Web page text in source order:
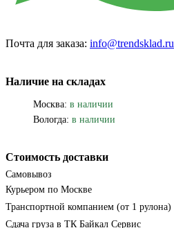
Почта для заказа: info@trendsklad.ru
Наличие на складах
Москва: в наличии
Вологда: в наличии
Стоимость доставки
Самовывоз
Курьером по Москве
Транспортной компанием (от 1 рулона)
Сдача груза в ТК Байкал Сервис